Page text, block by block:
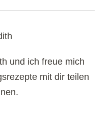
und ich freue mich
mit dir teilen